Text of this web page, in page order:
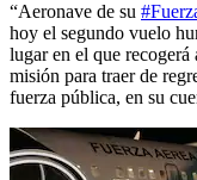
“Aeronave de su
hoy el segundo vuelo
lugar en el que
misión para traer de
fuerza pública, en su